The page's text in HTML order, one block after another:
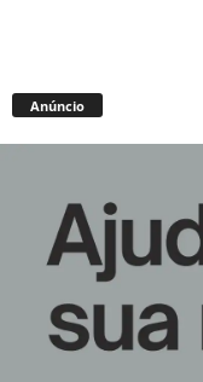
Anúncio